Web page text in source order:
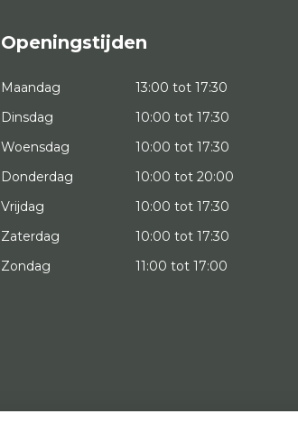
Openingstijden
Maandag
13:00 tot 17:30
Dinsdag
10:00 tot 17:30
Woensdag
10:00 tot 17:30
Donderdag
10:00 tot 20:00
Vrijdag
10:00 tot 17:30
Zaterdag
10:00 tot 17:30
Zondag
11:00 tot 17:00